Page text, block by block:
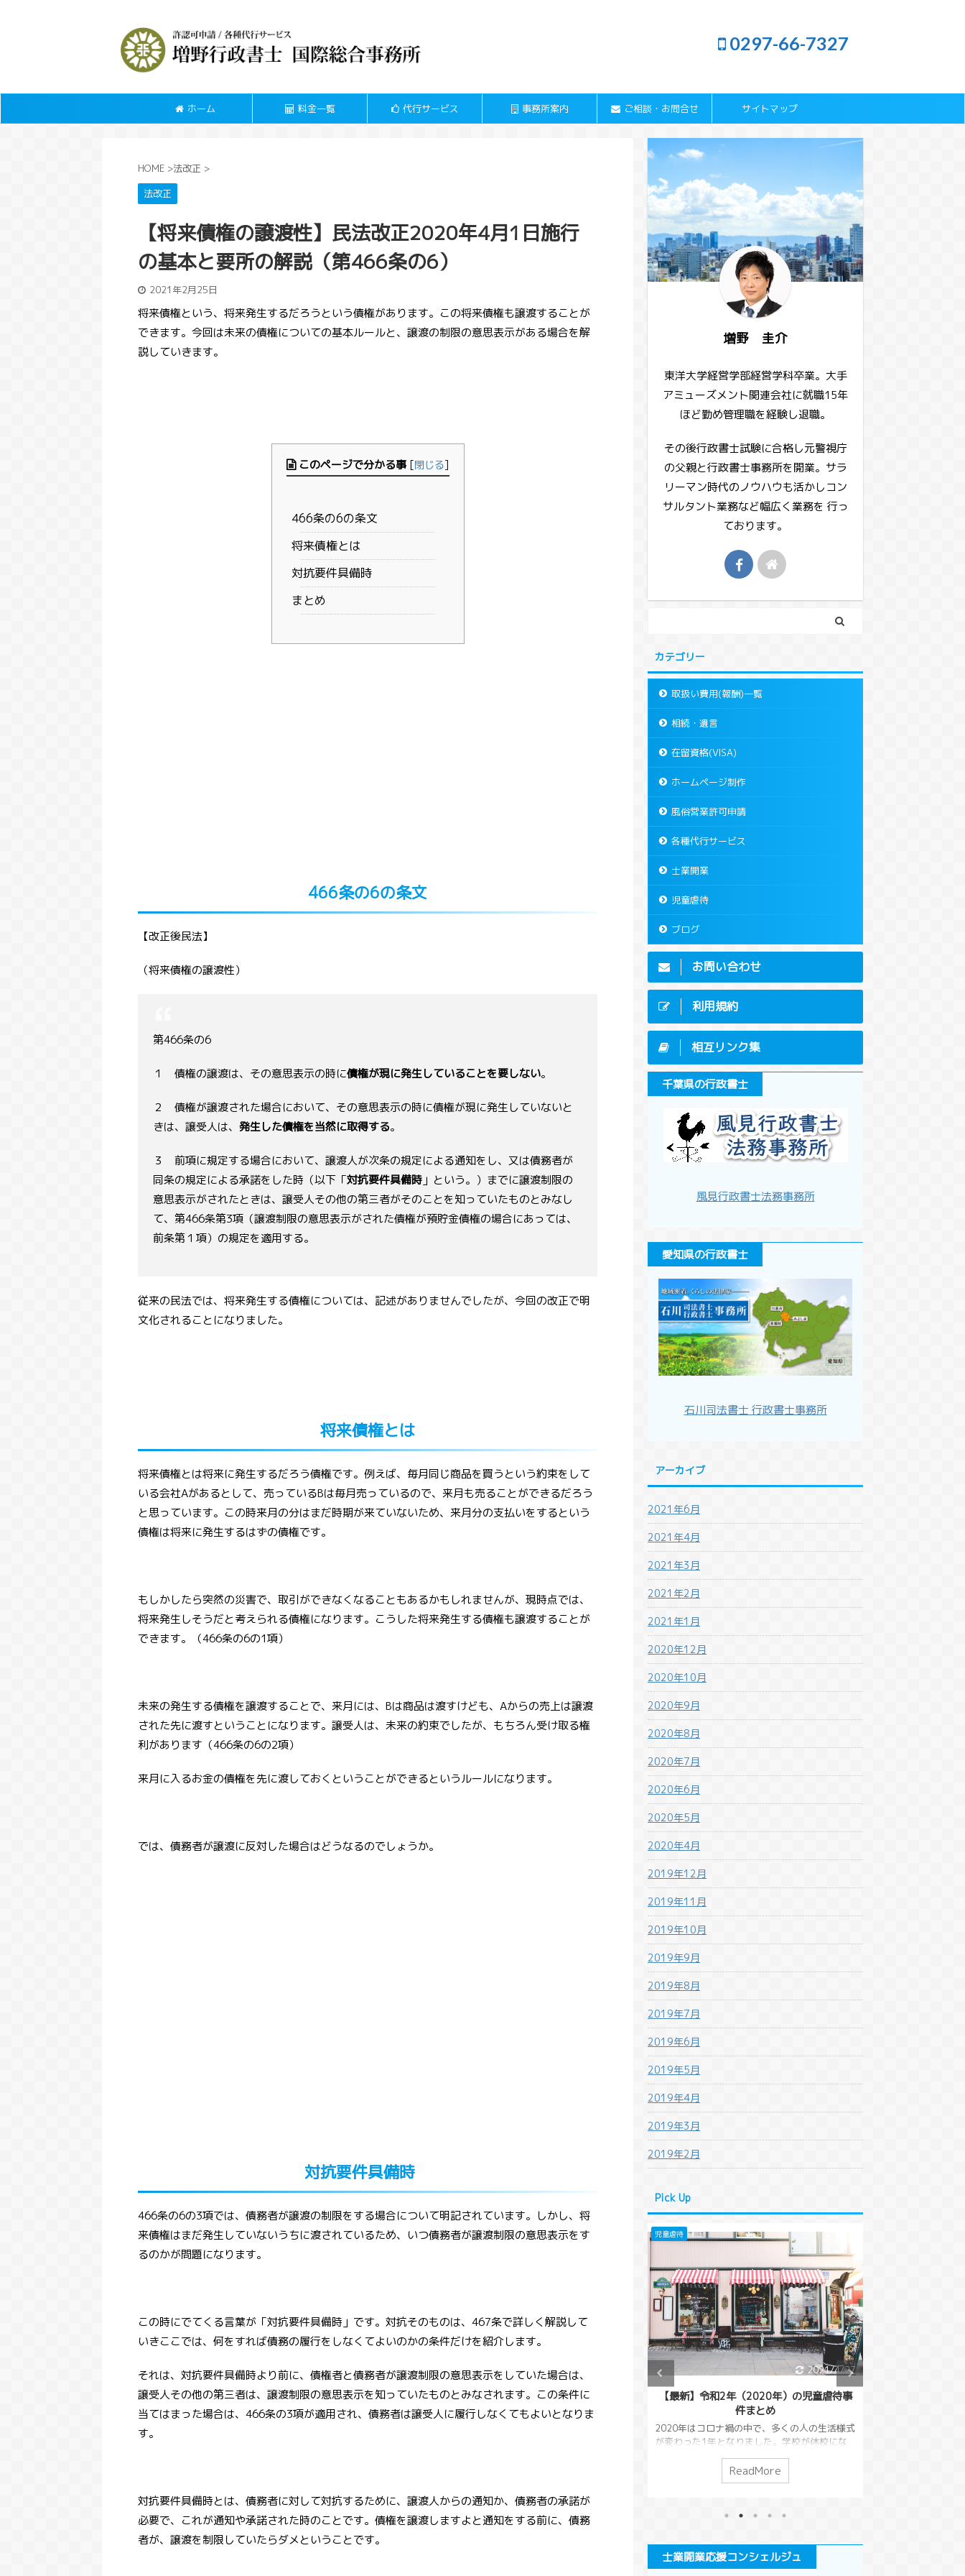
0297-66-7327
ホーム 料金一覧 代行サービス 事務所案内 ご相談・お問合せ サイトマップ
HOME >法改正 >
法改正
【将来債権の譲渡性】民法改正2020年4月1日施行
の基本と要所の解説（第466条の6）
2021年2月25日
将来債権という、将来発生するだろうという債権があります。この将来債権も譲渡することが
できます。今回は未来の債権についての基本ルールと、譲渡の制限の意思表示がある場合を解
説していきます。
このページで分かる事 [閉じる]
466条の6の条文
将来債権とは
対抗要件具備時
まとめ
466条の6の条文
【改正後民法】
（将来債権の譲渡性）
第466条の6
１ 債権の譲渡は、その意思表示の時に債権が現に発生していることを要しない。
２ 債権が譲渡された場合において、その意思表示の時に債権が現に発生していないと
きは、譲受人は、 発生した債権を当然に取得する。
３ 前項に規定する場合において、譲渡人が次条の規定による通知をし、又は債務者が
同条の規定による承諾をした時（以下「対抗要件具備時 」という。）までに譲渡制限の
意思表示がされたときは、譲受人その他の第三者がそのことを知っていたものとみなし
て、第466条第3項（譲渡制限の意思表示がされた債権が預貯金債権の場合にあっては、
前条第１項）の規定を適用する。
従来の民法では、将来発生する債権については、記述がありませんでしたが、今回の改正で明
文化されることになりました。
将来債権とは
将来債権とは将来に発生するだろう債権です。例えば、毎月同じ商品を買うという約束をして
いる会社Aがあるとして、売っているBは毎月売っているので、来月も売ることができるだろう
と思っています。この時来月の分はまだ時期が来ていないため、来月分の支払いをするという
債権は将来に発生するはずの債権です。
もしかしたら突然の災害で、取引ができなくなることもあるかもしれませんが、現時点では、
将来発生しそうだと考えられる債権になります。こうした将来発生する債権も譲渡することが
できます。（466条の6の1項）
未来の発生する債権を譲渡することで、来月には、Bは商品は渡すけども、Aからの売上は譲渡
された先に渡すということになります。譲受人は、未来の約束でしたが、もちろん受け取る権
利があります（466条の6の2項）
来月に入るお金の債権を先に渡しておくということができるというルールになります。
では、債務者が譲渡に反対した場合はどうなるのでしょうか。
対抗要件具備時
466条の6の3項では、債務者が譲渡の制限をする場合について明記されています。しかし、将
来債権はまだ発生していないうちに渡されているため、いつ債務者が譲渡制限の意思表示をす
るのかが問題になります。
この時にでてくる言葉が「対抗要件具備時」です。対抗そのものは、467条で詳しく解説して
いきここでは、何をすれば債務の履行をしなくてよいのかの条件だけを紹介します。
それは、対抗要件具備時より前に、債権者と債務者が譲渡制限の意思表示をしていた場合は、
譲受人その他の第三者は、譲渡制限の意思表示を知っていたものとみなされます。この条件に
当てはまった場合は、466条の3項が適用され、債務者は譲受人に履行しなくてもよいとなりま
す。
対抗要件具備時とは、債務者に対して対抗するために、譲渡人からの通知か、債務者の承諾が
必要で、これが通知や承諾された時のことです。債権を譲渡しますよと通知をする前に、債務
者が、譲渡を制限していたらダメということです。
増野 圭介
東洋大学経営学部経営学科卒業。大手
アミューズメント関連会社に就職15年
ほど勤め管理職を経験し退職。
その後行政書士試験に合格し元警視庁
の父親と行政書士事務所を開業。サラ
リーマン時代のノウハウも活かしコン
サルタント業務など幅広く業務を 行っ
ております。
カテゴリー
取扱い費用(報酬)一覧
相続・遺言
在留資格(VISA)
ホームページ制作
風俗営業許可申請
各種代行サービス
士業開業
児童虐待
ブログ
お問い合わせ
利用規約
相互リンク集
千葉県の行政書士
風見行政書士法務事務所
愛知県の行政書士
石川司法書士 行政書士事務所
アーカイブ
2021年6月
2021年4月
2021年3月
2021年2月
2021年1月
2020年12月
2020年10月
2020年9月
2020年8月
2020年7月
2020年6月
2020年5月
2020年4月
2019年12月
2019年11月
2019年10月
2019年9月
2019年8月
2019年7月
2019年6月
2019年5月
2019年4月
2019年3月
2019年2月
Pick Up
法改正
2021/4/20
【弁済による代位の効果】民法改正2020年
4月1日施行の基本と要所の解説（第501
債務者に求償権を持つということでした。 今
回は、そんな弁済による代位の実際の効果や範
囲について解説していきます。 このページで
分かる事第５０１条の条文５０１条の１項５０
コラム ブログ
コロナは就職氷河期を引き起こす？コロナ禍
と就職の関係をリーマンショックとバブル崩
ているのが不景気です。2020年の経済成長率
（GDP）は通年だとマイナス4.8％と、リーマン
ショックがあった2009年ぶりのマイナス成長で
児童虐待
2021/4/27
【最新】令和2年（2020年）の児童虐待事
件まとめ
2020年はコロナ禍の中で、多くの人の生活様式
が変わった1年となりました。学校が休校にな
り子どもが家にいることも多くなったため、家
庭がより大切に感じられたのではないかと思い
ます。 そんな家庭にいる時間が多くなると気に
先にこちらの記事をお読みいただけると幸いで
す。 児童虐待の歴史と背景・児童虐待防止法に
ReadMore
士業開業応援コンシェルジュ